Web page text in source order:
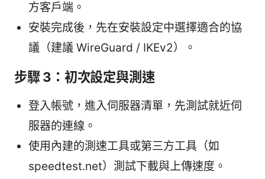
方客戶端。
安裝完成後，先在安裝設定中選擇適合的協
議（建議 WireGuard / IKEv2）。
步驟 3：初次設定與測速
登入帳號，進入伺服器清單，先測試就近伺
服器的連線。
使用內建的測速工具或第三方工具（如
speedtest.net）測試下載與上傳速度。